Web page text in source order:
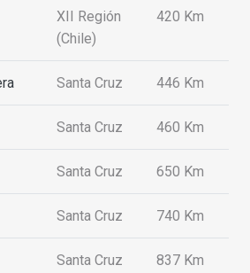
XII Región
(Chile)
420 Km
Santa Cruz 446 Km
Santa Cruz 460 Km
Santa Cruz 650 Km
Santa Cruz 740 Km
Santa Cruz 837 Km